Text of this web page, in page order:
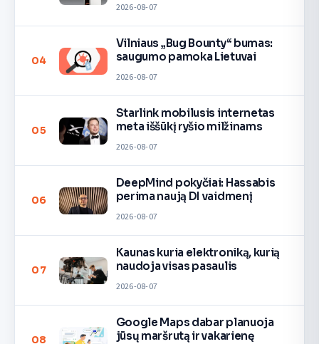
2026-08-07
04
Vilniaus „Bug Bounty“ bumas:
saugumo pamoka Lietuvai
2026-08-07
05
Starlink mobilusis internetas
meta iššūkį ryšio milžinams
2026-08-07
06
DeepMind pokyčiai: Hassabis
perima naują DI vaidmenį
2026-08-07
07
Kaunas kuria elektroniką, kurią
naudoja visas pasaulis
2026-08-07
08
Google Maps dabar planuoja
jūsų maršrutą ir vakarienę